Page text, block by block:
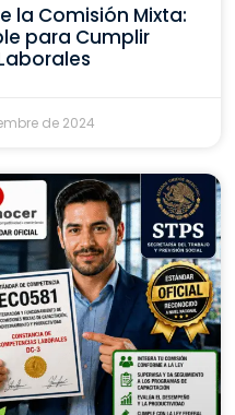
la Comisión Mixta:
para Cumplir
de 2024